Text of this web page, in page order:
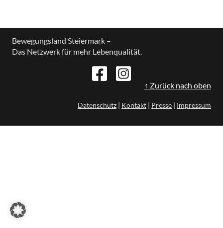
Bewegungsland Steiermark –
Das Netzwerk für mehr Lebenqualität.
↑ Zurück nach oben
Datenschutz | Kontakt | Presse | Impressum